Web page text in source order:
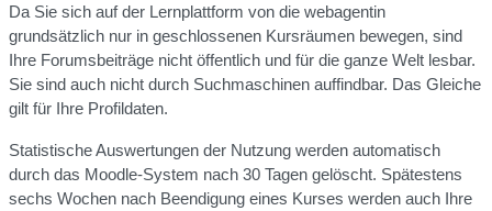
Da Sie sich auf der Lernplattform von die webagentin
grundsätzlich nur in geschlossenen Kursräumen bewegen, sind
Ihre Forumsbeiträge nicht öffentlich und für die ganze Welt lesbar.
Sie sind auch nicht durch Suchmaschinen auffindbar. Das Gleiche
gilt für Ihre Profildaten.
Statistische Auswertungen der Nutzung werden automatisch
durch das Moodle-System nach 30 Tagen gelöscht. Spätestens
sechs Wochen nach Beendigung eines Kurses werden auch Ihre